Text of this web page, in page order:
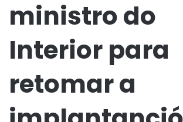
ministro do
Interior para
retomar a